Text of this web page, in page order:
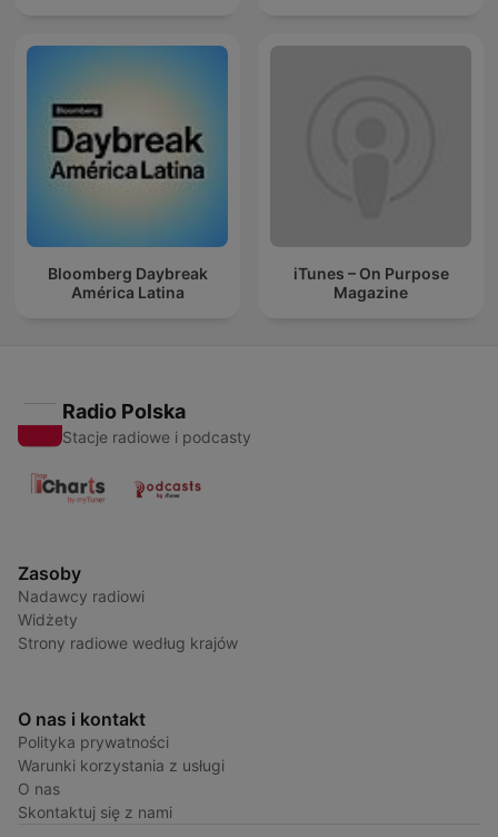
Bloomberg Daybreak
América Latina
iTunes – On Purpose
Magazine
Radio Polska
Stacje radiowe i podcasty
Zasoby
Nadawcy radiowi
Widżety
Strony radiowe według krajów
O nas i kontakt
Polityka prywatności
Warunki korzystania z usługi
O nas
Skontaktuj się z nami